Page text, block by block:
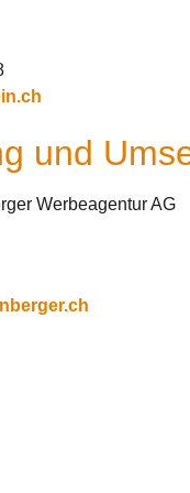
und
Werbeagentur AG